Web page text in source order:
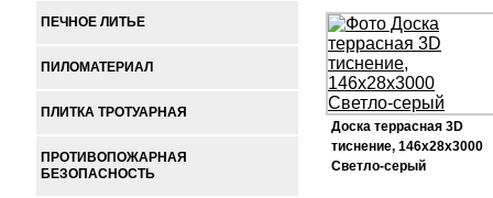
ПЕЧНОЕ ЛИТЬЕ
ПИЛОМАТЕРИАЛ
ПЛИТКА ТРОТУАРНАЯ
ПРОТИВОПОЖАРНАЯ
БЕЗОПАСНОСТЬ
Доска террасная 3D
тиснение, 146х28х3000
Светло-серый